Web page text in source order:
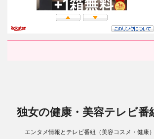
独女の健康・美容テレビ番
エンタメ情報とテレビ番組（美容コスメ・健康